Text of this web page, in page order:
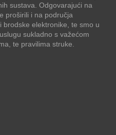
sustava. Odgovarajući na
proširili i na područja
elektronike, te smo u
sukladno s važećom
te pravilima struke.